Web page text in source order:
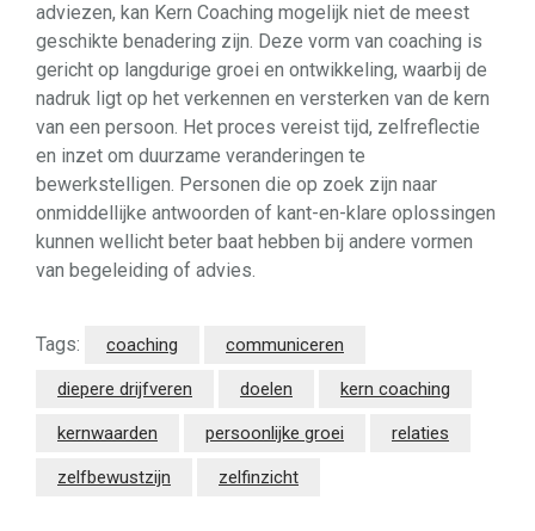
adviezen, kan Kern Coaching mogelijk niet de meest
geschikte benadering zijn. Deze vorm van coaching is
gericht op langdurige groei en ontwikkeling, waarbij de
nadruk ligt op het verkennen en versterken van de kern
van een persoon. Het proces vereist tijd, zelfreflectie
en inzet om duurzame veranderingen te
bewerkstelligen. Personen die op zoek zijn naar
onmiddellijke antwoorden of kant-en-klare oplossingen
kunnen wellicht beter baat hebben bij andere vormen
van begeleiding of advies.
Tags: coaching communiceren
diepere drijfveren doelen kern coaching
kernwaarden persoonlijke groei relaties
zelfbewustzijn zelfinzicht